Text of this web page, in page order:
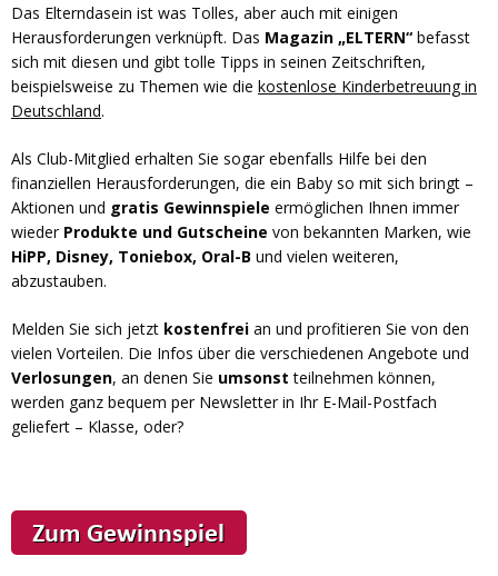
Das Elterndasein ist was Tolles, aber auch mit einigen
Herausforderungen verknüpft. Das Magazin „ELTERN“ befasst
sich mit diesen und gibt tolle Tipps in seinen Zeitschriften,
beispielsweise zu Themen wie die kostenlose Kinderbetreuung in
Deutschland.
Als Club-Mitglied erhalten Sie sogar ebenfalls Hilfe bei den
finanziellen Herausforderungen, die ein Baby so mit sich bringt –
Aktionen und gratis Gewinnspiele ermöglichen Ihnen immer
wieder Produkte und Gutscheine von bekannten Marken, wie
HiPP, Disney, Toniebox, Oral-B und vielen weiteren,
abzustauben.
Melden Sie sich jetzt kostenfrei an und profitieren Sie von den
vielen Vorteilen. Die Infos über die verschiedenen Angebote und
Verlosungen, an denen Sie umsonst teilnehmen können,
werden ganz bequem per Newsletter in Ihr E-Mail-Postfach
geliefert – Klasse, oder?